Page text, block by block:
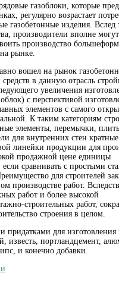
газоблоки, которые
регулярно возрастает
газобетонные изделия. Вслед
производители вполне
производство
рынке.
вошел на рынок
в данную отрасль
увеличения
с перспективой
элементов с самого
К таким категориям
элементы, перемычки,
для внутренних стен
линейки продукции для
продажной цене единицы
сравнивать с простыми
для строителей
производстве работ.
работ и более высокой
строительных работ,
строения в целом.
для изготовления
известь, портландцемент,
и конечно добавки.